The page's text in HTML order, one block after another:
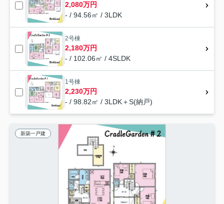
2,080万円
- / 94.56㎡ / 3LDK
2号棟
2,180万円
- / 102.06㎡ / 4SLDK
1号棟
2,230万円
- / 98.82㎡ / 3LDK＋S(納戸)
新築一戸建